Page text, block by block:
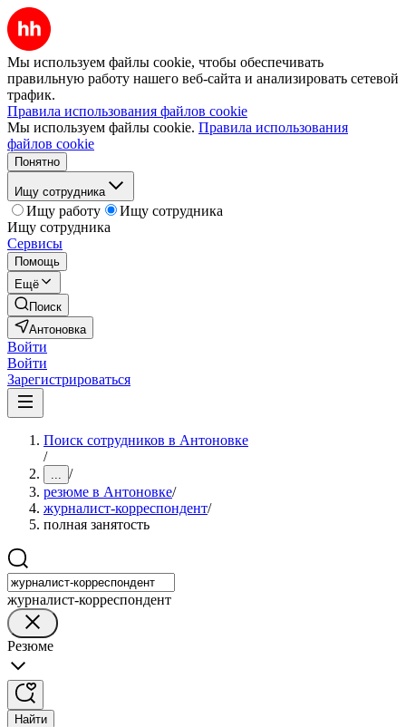
Мы используем файлы cookie, чтобы обеспечивать
правильную работу нашего веб-сайта и анализировать сетевой
трафик.
Правила использования файлов cookie
Мы используем файлы cookie. Правила использования
файлов cookie
Понятно
Ищу сотрудника
Ищу работу
Ищу сотрудника
Ищу сотрудника
Сервисы
Помощь
Ещё
Поиск
Антоновка
Войти
Войти
Зарегистрироваться
Поиск сотрудников в Антоновке
/
... /
резюме в Антоновке/
журналист-корреспондент/
полная занятость
журналист-корреспондент
Резюме
Найти